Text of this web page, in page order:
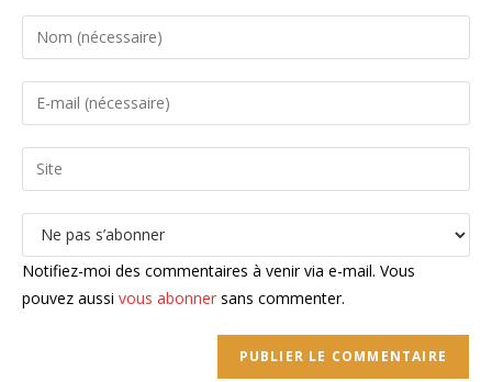
Enter
your
name
comment
Enter
your
email
address
comment
Saisir
l’URL
de
votre
site
(facultatif)
Notifiez-moi des commentaires à venir via e-mail. Vous
pouvez aussi vous abonner sans commenter.